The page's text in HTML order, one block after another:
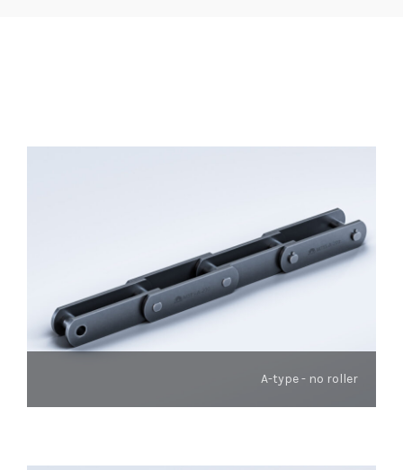
A-type - no roller